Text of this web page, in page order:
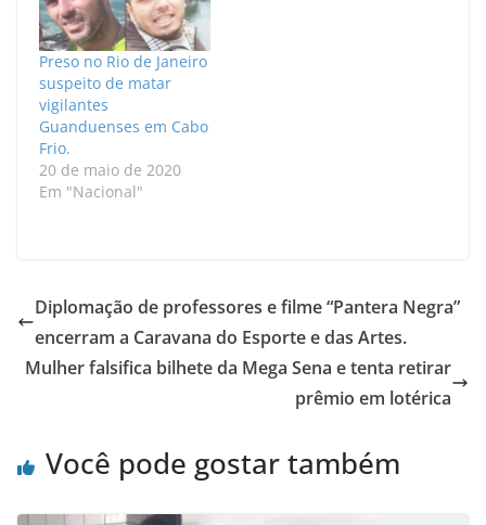
Preso no Rio de Janeiro
suspeito de matar
vigilantes
Guanduenses em Cabo
Frio.
20 de maio de 2020
Em "Nacional"
Diplomação de professores e filme “Pantera Negra”
encerram a Caravana do Esporte e das Artes.
Mulher falsifica bilhete da Mega Sena e tenta retirar
prêmio em lotérica
Você pode gostar também